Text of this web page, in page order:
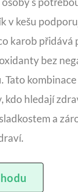
v kešu
karob přidává
bez
Tato
kdo hledají
a